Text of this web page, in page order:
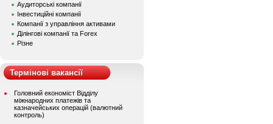
Аудиторські компанії
Інвестиційні компанії
Компанії з управління активами
Ділінгові компанії та Forex
Різне
Термінові вакансії
Головний економіст Відділу
міжнародних платежів та
казначейських операцій (валютний
контроль)